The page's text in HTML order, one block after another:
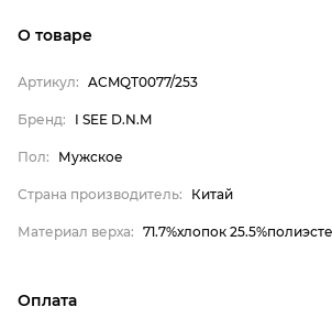
Страна производитель
Материал верха
О товаре
Артикул: ACMQT0077/253
Бренд: I SEE D.N.M
Пол: Мужское
Страна производитель: Китай
Материал верха: 71.7%хлопок
Оплата